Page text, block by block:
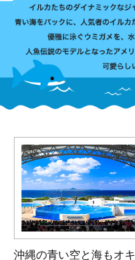
沖縄の青い空と海もオキ